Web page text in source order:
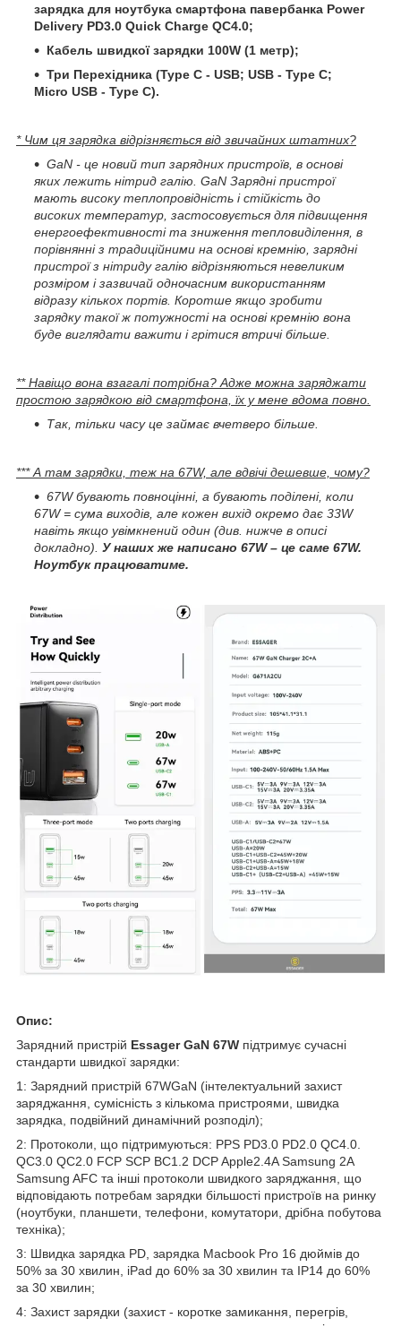
зарядка для ноутбука смартфона павербанка Power
Delivery PD3.0 Quick Charge QC4.0;
Кабель швидкої зарядки 100W (1 метр);
Три Перехідника (Type C - USB; USB - Type C;
Micro USB - Type C).
* Чим ця зарядка відрізняється від звичайних штатних?
GaN - це новий тип зарядних пристроїв, в основі
яких лежить нітрид галію. GaN Зарядні пристрої
мають високу теплопровідність і стійкість до
високих температур, застосовується для підвищення
енергоефективності та зниження тепловиділення, в
порівнянні з традиційними на основі кремнію, зарядні
пристрої з нітриду галію відрізняються невеликим
розміром і зазвичай одночасним використанням
відразу кількох портів. Коротше якщо зробити
зарядку такої ж потужності на основі кремнію вона
буде виглядати важити і грітися втричі більше.
** Навіщо вона взагалі потрібна? Адже можна заряджати
простою зарядкою від смартфона, їх у мене вдома повно.
Так, тільки часу це займає вчетверо більше.
*** А там зарядки, теж на 67W, але вдвічі дешевше, чому?
67W бувають повноцінні, а бувають поділені, коли
67W = сума виходів, але кожен вихід окремо дає 33W
навіть якщо увімкнений один (див. нижче в описі
докладно). У наших же написано 67W – це саме 67W.
Ноутбук працюватиме.
Опис:
Зарядний пристрій Essager GaN 67W підтримує сучасні
стандарти швидкої зарядки:
1: Зарядний пристрій 67WGaN (інтелектуальний захист
заряджання, сумісність з кількома пристроями, швидка
зарядка, подвійний динамічний розподіл);
2: Протоколи, що підтримуються: PPS PD3.0 PD2.0 QC4.0.
QC3.0 QC2.0 FCP SCP BC1.2 DCP Apple2.4A Samsung 2A
Samsung AFC та інші протоколи швидкого заряджання, що
відповідають потребам зарядки більшості пристроїв на ринку
(ноутбуки, планшети, телефони, комутатори, дрібна побутова
техніка);
3: Швидка зарядка PD, зарядка Macbook Pro 16 дюймів до
50% за 30 хвилин, iPad до 60% за 30 хвилин та IP14 до 60%
за 30 хвилин;
4: Захист зарядки (захист - коротке замикання, перегрів,